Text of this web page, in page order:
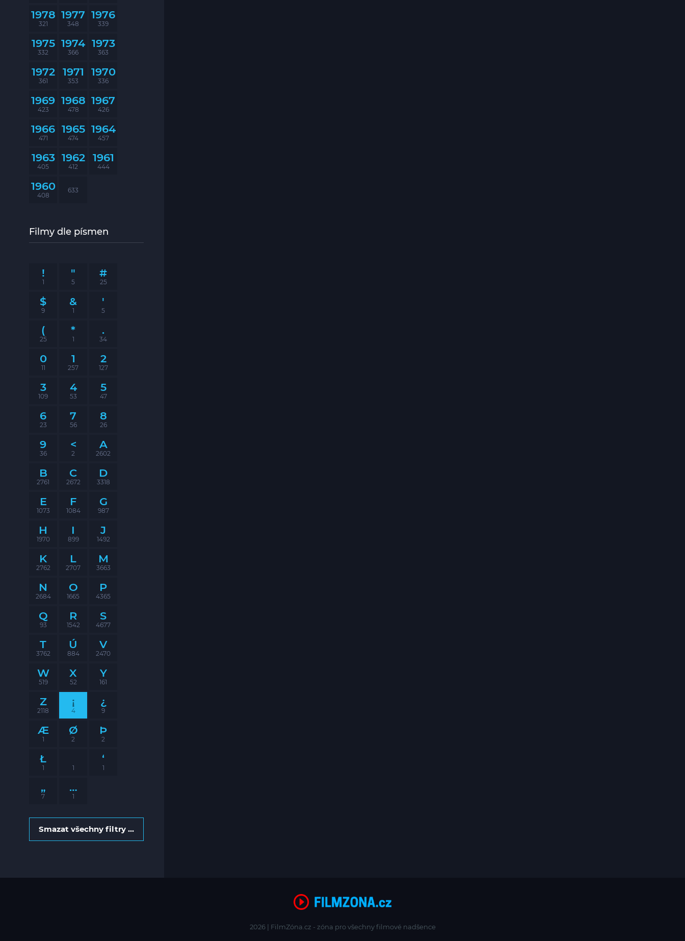
1978
321
1977
348
1976
339
1975
332
1974
366
1973
363
1972
361
1971
353
1970
336
1969
423
1968
478
1967
426
1966
471
1965
474
1964
457
1963
405
1962
412
1961
444
1960
408
633
Filmy dle písmen
!
1
"
5
#
25
$
9
&
1
'
5
(
25
*
1
.
34
0
11
1
257
2
127
3
109
4
53
5
47
6
23
7
56
8
26
9
36
<
2
A
2602
B
2761
C
2672
D
3318
E
1073
F
1084
G
987
H
1970
I
899
J
1492
K
2762
L
2707
M
3663
N
2684
O
1665
P
4365
Q
93
R
1542
S
4677
T
3762
Ú
884
V
2470
W
519
X
52
Y
161
Z
2118
¡
4
¿
9
Æ
1
Ø
2
Þ
2
Ł
1 1
‘
1
„
7
…
1
Smazat všechny filtry ...
2026 | FilmZóna.cz - zóna pro všechny filmové nadšence